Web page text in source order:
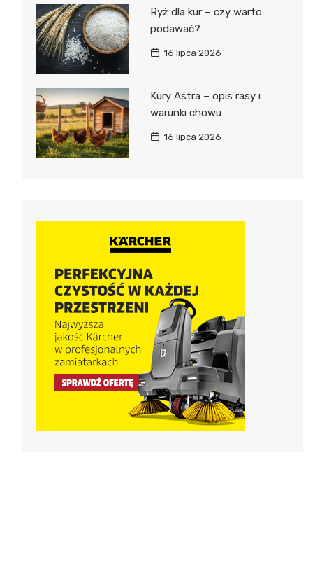
Ryż dla kur – czy warto
podawać?
16 lipca 2026
Kury Astra – opis rasy i
warunki chowu
16 lipca 2026